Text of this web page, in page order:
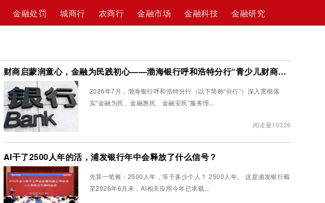
金融处罚 城商行 农商行 金融市场 金融科技 金融研究
财商启蒙润童心，金融为民践初心——渤海银行呼和浩特分行“青少儿财商教育月”系列活动纪实
2026年7月，渤海银行呼和浩特分行（以下简称“分行”）深入贯彻落
实“金融为民、金融惠民、金融安民”服务理...
阅读量10326
AI干了2500人年的活，浦发银行年中会释放了什么信号？
先算一笔账：2500人年，等于多少个人？ 2500人年。 这是浦发银行截
至2026年6月末，AI相关应用今年已承载...